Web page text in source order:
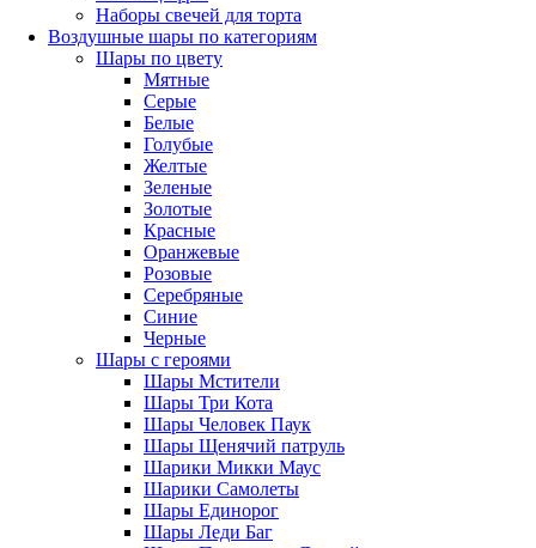
Наборы свечей для торта
Воздушные шары по категориям
Шары по цвету
Мятные
Серые
Белые
Голубые
Желтые
Зеленые
Золотые
Красные
Оранжевые
Розовые
Серебряные
Синие
Черные
Шары с героями
Шары Мстители
Шары Три Кота
Шары Человек Паук
Шары Щенячий патруль
Шарики Микки Маус
Шарики Самолеты
Шары Единорог
Шары Леди Баг